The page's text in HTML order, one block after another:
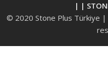
| |
© 2020 Stone Plus Türkiye